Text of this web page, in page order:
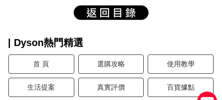
| Dyson熱門精選
首 頁 選購攻略 使用教學
生活提案 真實評價 百貨據點